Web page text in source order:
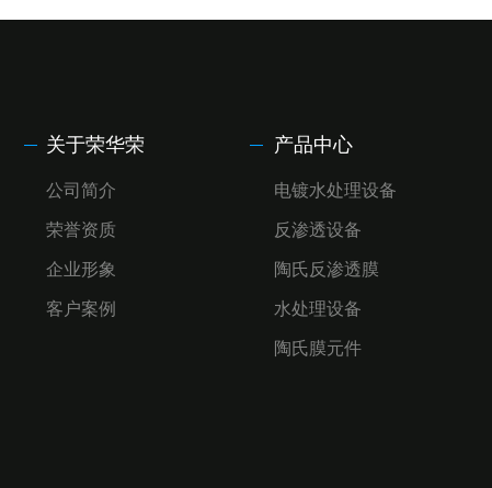
关于荣华荣
公司简介
荣誉资质
企业形象
客户案例
产品中心
电镀水处理设备
反渗透设备
陶氏反渗透膜
水处理设备
陶氏膜元件